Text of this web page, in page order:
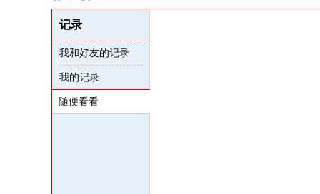
格 ›
记录
我和好友的记录
我的记录
随便看看